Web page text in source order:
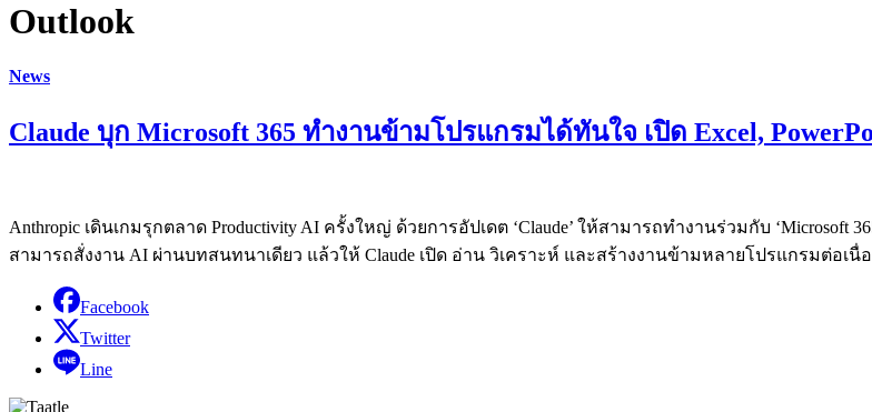
Outlook
News
Claude บุก Microsoft 365 ทำงานข้ามโปรแกรมได้ทันใจ เปิด Excel,
Anthropic เดินเกมรุกตลาด Productivity AI ครั้งใหญ่ ด้วยการอัปเดต ‘Claude’ ให้สามารถทำงานร่วมกับ ‘Microsoft
สามารถสั่งงาน AI ผ่านบทสนทนาเดียว แล้วให้ Claude เปิด อ่าน วิเคราะห์ และสร้างงานข้ามหลายโปรแกรมต่
Facebook
Twitter
Line